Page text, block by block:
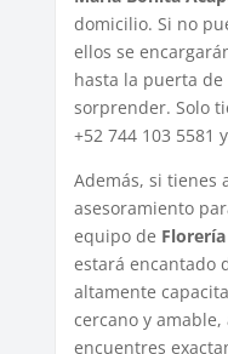
domicilio. Si no
ellos se
hasta la puerta
sorprender. Solo
+52 744 103 5581
Además, si tienes
asesoramiento
equipo de
estará encantado
altamente
cercano y
encuentres